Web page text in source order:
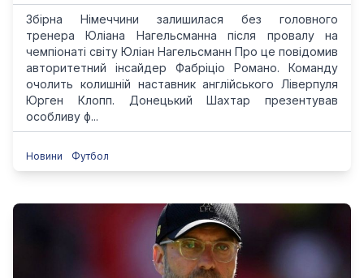
Збірна Німеччини залишилася без головного
тренера Юліана Нагельсманна після провалу на
чемпіонаті світу Юліан Нагельсманн Про це повідомив
авторитетний інсайдер Фабріціо Романо. Команду
очолить колишній наставник англійського Ліверпуля
Юрген Клопп. Донецький Шахтар презентував
особливу ф...
Новини Футбол